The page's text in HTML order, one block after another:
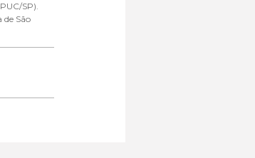
SP).
São